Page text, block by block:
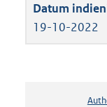
19-10-2022